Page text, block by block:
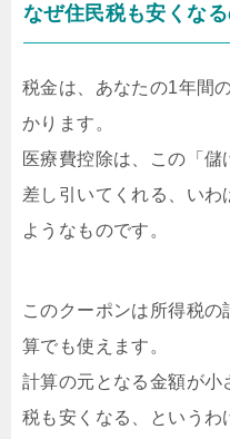
なぜ住民税も安くなる
税金は、あなたの1年間
かります。
医療費控除は、この「
差し引いてくれる、い
ようなものです。
このクーポンは所得税
算でも使えます。
計算の元となる金額が小
税も安くなる、というわ